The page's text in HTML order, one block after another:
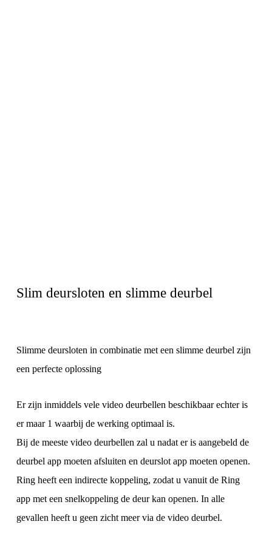
Slim deursloten en slimme deurbel
Slimme deursloten in combinatie met een slimme deurbel zijn
een perfecte oplossing
Er zijn inmiddels vele video deurbellen beschikbaar echter is
er maar 1 waarbij de werking optimaal is.
Bij de meeste video deurbellen zal u nadat er is aangebeld de
deurbel app moeten afsluiten en deurslot app moeten openen.
Ring heeft een indirecte koppeling, zodat u vanuit de Ring
app met een snelkoppeling de deur kan openen. In alle
gevallen heeft u geen zicht meer via de video deurbel.